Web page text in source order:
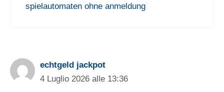
spielautomaten ohne anmeldung
echtgeld jackpot
4 Luglio 2026 alle 13:36